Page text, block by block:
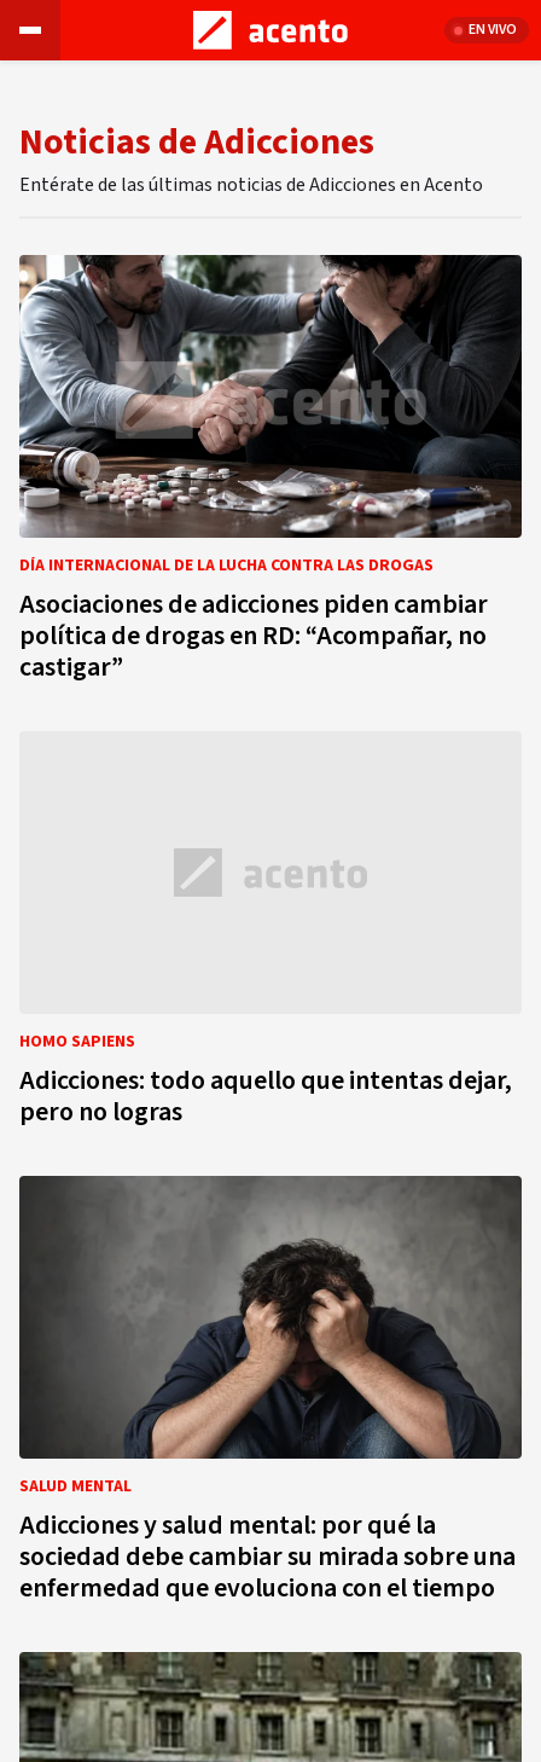
EN VIVO
Noticias de Adicciones
Entérate de las últimas noticias de Adicciones en Acento
DÍA INTERNACIONAL DE LA LUCHA CONTRA LAS DROGAS
Asociaciones de adicciones piden cambiar
política de drogas en RD: “Acompañar, no
castigar”
HOMO SAPIENS
Adicciones: todo aquello que intentas dejar,
pero no logras
SALUD MENTAL
Adicciones y salud mental: por qué la
sociedad debe cambiar su mirada sobre una
enfermedad que evoluciona con el tiempo